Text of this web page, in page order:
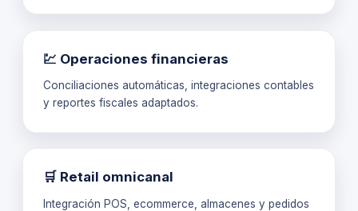
💹 Operaciones financieras
Conciliaciones automáticas, integraciones contables
y reportes fiscales adaptados.
🛒 Retail omnicanal
Integración POS, ecommerce, almacenes y pedidos